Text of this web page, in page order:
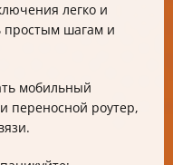
легко и
простым шагам и
мобильный
переносной роутер,